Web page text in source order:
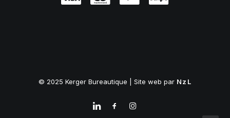
© 2025 Kerger Bureautique | Site web par NzL